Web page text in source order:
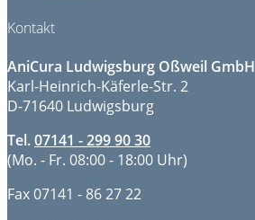
Kontakt
AniCura Ludwigsburg Oßweil GmbH
Karl-Heinrich-Käferle-Str. 2
D-71640 Ludwigsburg
Tel.07141 - 299 90 30
(Mo. - Fr. 08:00 - 18:00 Uhr)
Fax07141 - 86 27 22